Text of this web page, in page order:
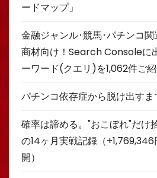
ードマップ」
金融ジャンル･競馬･パチンコ
商材向け！Search Consoleに
ーワード(クエリ)を1,062件ご
パチンコ依存症から脱け出す
確率は諦める。"おこぼれ"だけ
の14ヶ月実戦記録（
開）